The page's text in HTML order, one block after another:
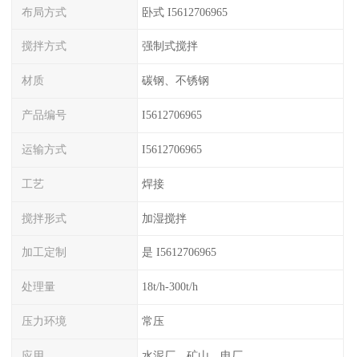
布局方式 卧式 I5612706965
搅拌方式 强制式搅拌
材质 碳钢、不锈钢
产品编号 I5612706965
运输方式 I5612706965
工艺 焊接
搅拌形式 加湿搅拌
加工定制 是 I5612706965
处理量 18t/h-300t/h
压力环境 常压